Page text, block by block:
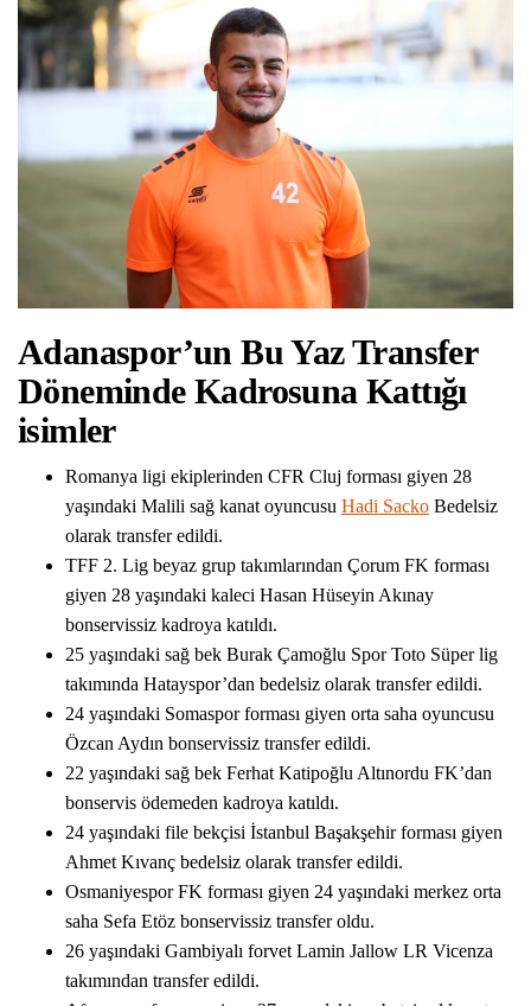
Adanaspor’un Bu Yaz Transfer
Döneminde Kadrosuna Kattığı
isimler
Romanya ligi ekiplerinden CFR Cluj forması giyen 28
yaşındaki Malili sağ kanat oyuncusu Hadi Sacko Bedelsiz
olarak transfer edildi.
TFF 2. Lig beyaz grup takımlarından Çorum FK forması
giyen 28 yaşındaki kaleci Hasan Hüseyin Akınay
bonservissiz kadroya katıldı.
25 yaşındaki sağ bek Burak Çamoğlu Spor Toto Süper lig
takımında Hatayspor’dan bedelsiz olarak transfer edildi.
24 yaşındaki Somaspor forması giyen orta saha oyuncusu
Özcan Aydın bonservissiz transfer edildi.
22 yaşındaki sağ bek Ferhat Katipoğlu Altınordu FK’dan
bonservis ödemeden kadroya katıldı.
24 yaşındaki file bekçisi İstanbul Başakşehir forması giyen
Ahmet Kıvanç bedelsiz olarak transfer edildi.
Osmaniyespor FK forması giyen 24 yaşındaki merkez orta
saha Sefa Etöz bonservissiz transfer oldu.
26 yaşındaki Gambiyalı forvet Lamin Jallow LR Vicenza
takımından transfer edildi.